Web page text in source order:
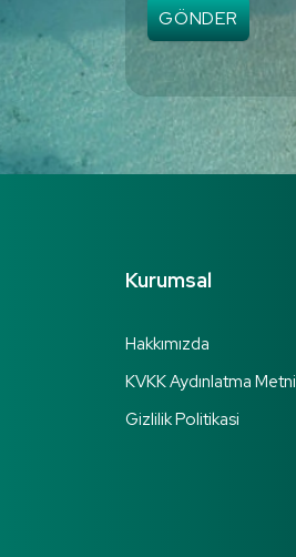
GÖNDER
Kurumsal
Hakkımızda
KVKK Aydınlatma Metni
Gizlilik Politikasi